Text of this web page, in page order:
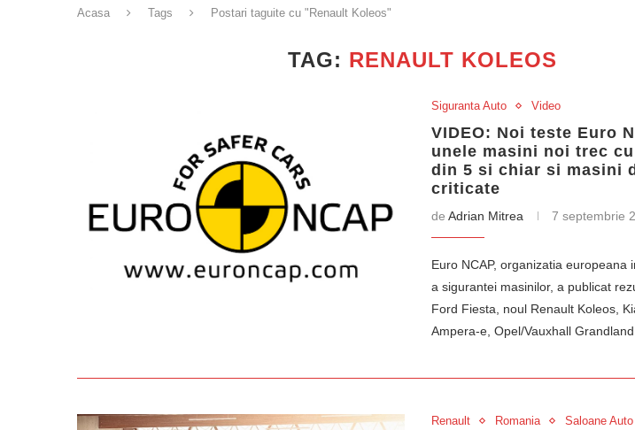
Acasa Tags Postari taguite cu "Renault Koleos"
TAG: RENAULT KOLEOS
Siguranta Auto Video
VIDEO: Noi teste Euro
unele masini noi trec
din 5 si chiar si masini
criticate
de Adrian Mitrea 7 septembrie
Euro NCAP, organizatia europeana
a sigurantei masinilor, a publicat
Ford Fiesta, noul Renault Koleos,
Ampera-e, Opel/Vauxhall
Renault Romania Saloane Auto